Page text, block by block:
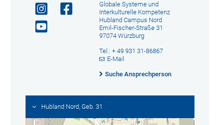
Globale Systeme und
Interkulturelle Kompetenz
Hubland Campus Nord
Emil-Fischer-Straße 31
97074 Würzburg
Tel.: + 49 931 31-86867
E-Mail
Suche Ansprechperson
Hubland Nord, Geb. 31